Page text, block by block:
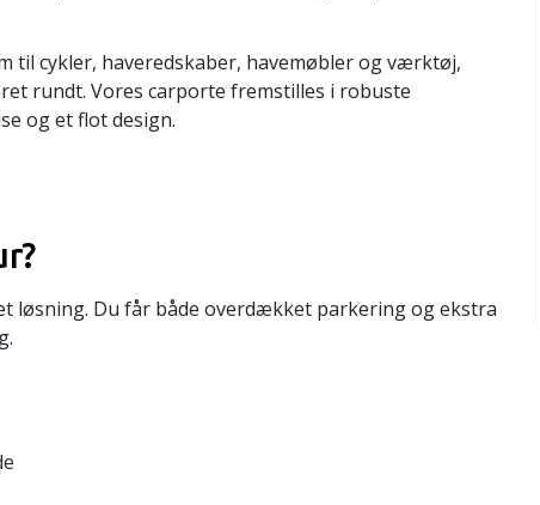
til cykler, haveredskaber, havemøbler og værktøj,
rundt. Vores carporte fremstilles i robuste
og et flot design.
løsning. Du får både overdækket parkering og ekstra